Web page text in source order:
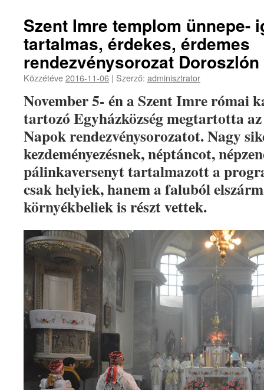
Szent Imre templom ünnepe-
tartalmas, érdekes, érdemes
rendezvénysorozat Doroszlón
Közzétéve2016-11-06 | Szerző: adminisztrator
November 5- én a Szent Imre római
tartozó Egyházközség megtartotta
Napok rendezvénysorozatot. Nagy
kezdeményezésnek, néptáncot,
pálinkaversenyt tartalmazott a
csak helyiek, hanem a faluból
környékbeliek is részt vettek.